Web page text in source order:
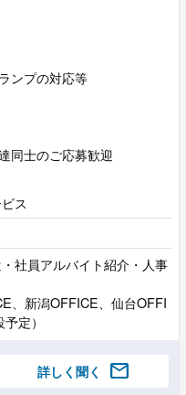
ンプの対応等
同士のご応募歓迎
ス
社員アルバイト紹介・人事
、新潟OFFICE、仙台OFFI
定）
詳しく聞く mail